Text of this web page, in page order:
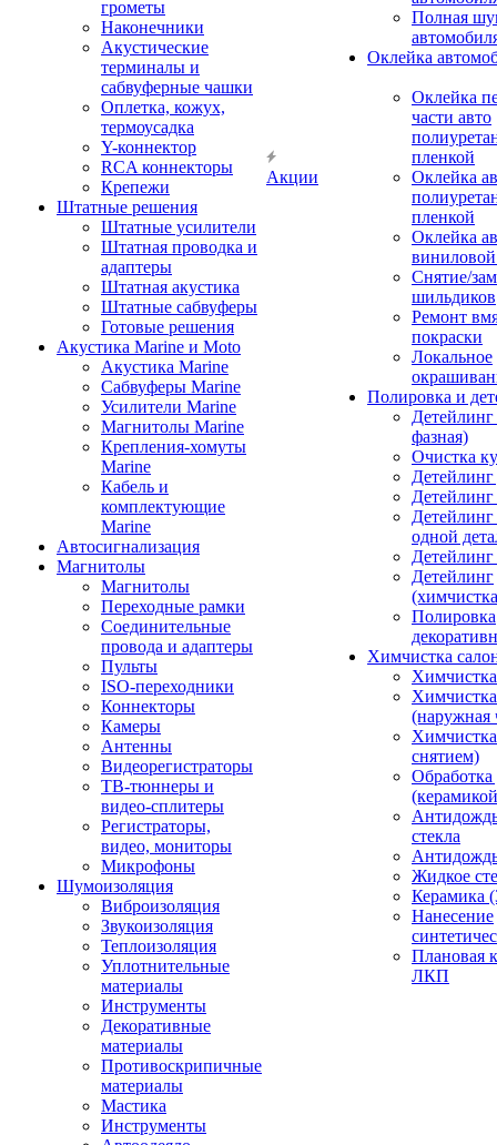
грометы
Наконечники
Акустические
терминалы и
сабвуферные чашки
Оплетка, кожух,
термоусадка
Y-коннектор
RCA коннекторы
Крепежи
Штатные решения
Штатные усилители
Штатная проводка и
адаптеры
Штатная акустика
Штатные сабвуферы
Готовые решения
Акустика Marine и Moto
Акустика Marine
Сабвуферы Marine
Усилители Marine
Магнитолы Marine
Крепления-хомуты
Marine
Кабель и
комплектующие
Marine
Автосигнализация
Магнитолы
Магнитолы
Переходные рамки
Соединительные
провода и адаптеры
Пульты
ISO-переходники
Коннекторы
Камеры
Антенны
Видеорегистраторы
ТВ-тюннеры и
видео-сплитеры
Регистраторы,
видео, мониторы
Микрофоны
Шумоизоляция
Виброизоляция
Звукоизоляция
Теплоизоляция
Уплотнительные
материалы
Инструменты
Декоративные
материалы
Противоскрипичные
материалы
Мастика
Инструменты
Акции
Полная
Оклейка
Оклейка
части авто
пленкой
Оклейка
пленкой
Оклейка
Снятие/
шильдиков
Ремонт
покраски
Локальное
Полировка и
фазная)
Очистка
Детейлинг
одной
Детейлинг
Полировка
Химчистка
(наружная
снятием)
Обработка
стекла
Жидкое
Керамика
Нанесение
Плановая
ЛКП